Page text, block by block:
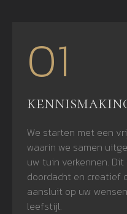
01
We starten met een
waarin we samen
uw tuin verkennen.
doordacht en creatief
aansluit op uw
leefstijl.